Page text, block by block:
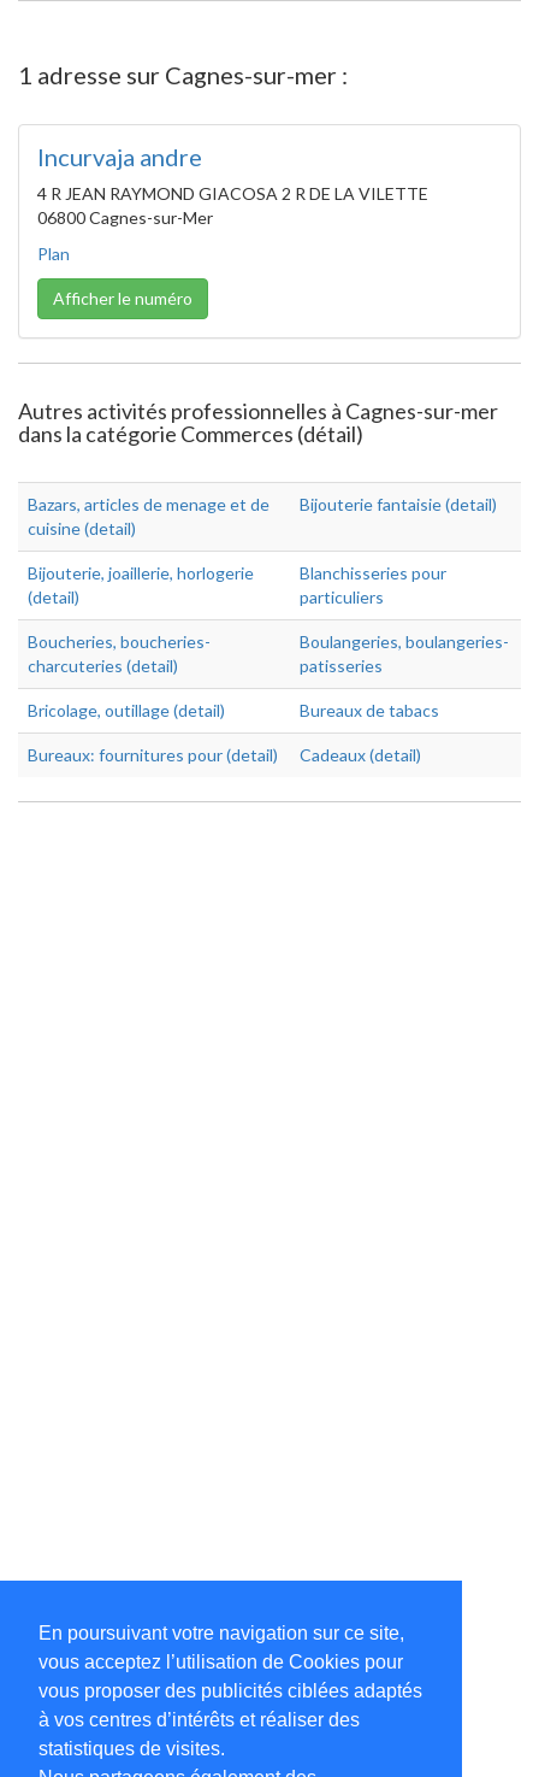
En poursuivant votre navigation sur ce site,
vous acceptez l’utilisation de Cookies pour
vous proposer des publicités ciblées adaptés
à vos centres d’intérêts et réaliser des
statistiques de visites.
1 adresse sur Cagnes-sur-mer :
Incurvaja andre
4 R JEAN RAYMOND GIACOSA 2 R DE LA VILETTE
06800 Cagnes-sur-Mer
Plan
Afficher le numéro
Autres activités professionnelles à Cagnes-sur-mer
dans la catégorie Commerces (détail)
Bazars, articles de menage et de
cuisine (detail)
Bijouterie fantaisie (detail)
Bijouterie, joaillerie, horlogerie
(detail)
Blanchisseries pour
particuliers
Boucheries, boucheries-
charcuteries (detail)
Boulangeries, boulangeries-
patisseries
Bricolage, outillage (detail) Bureaux de tabacs
Bureaux: fournitures pour (detail) Cadeaux (detail)